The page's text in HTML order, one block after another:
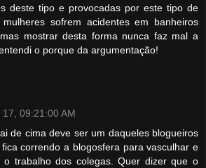
deste tipo e provocadas por este tipo de
sofrem acidentes em banheiros
mostrar desta forma nunca faz mal a
o porque da argumentação!
09:21:00 AM
de cima deve ser um daqueles blogueiros
correndo a blogosfera para vasculhar e
o trabalho dos colegas. Quer dizer que o